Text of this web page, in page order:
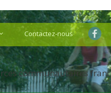
Contactez-nous